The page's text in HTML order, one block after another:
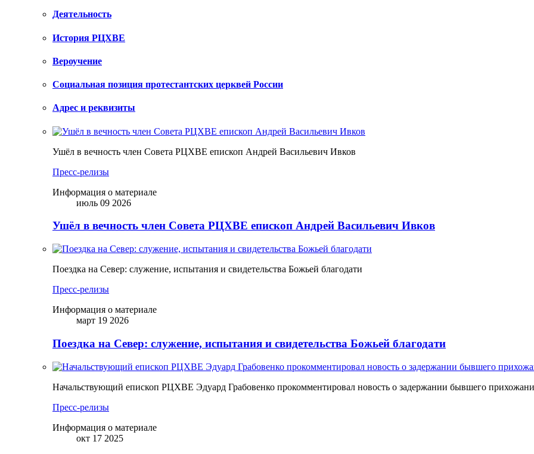
Деятельность
История РЦХВЕ
Вероучение
Социальная позиция протестантских церквей России
Адрес и реквизиты
Ушёл в вечность член Совета РЦХВЕ епископ Андрей Васильевич Ивков
Пресс-релизы
Информация о материале
июль 09 2026
Ушёл в вечность член Совета РЦХВЕ епископ Андрей Васильевич Ивков
Поездка на Север: служение, испытания и свидетельства Божьей благодати
Пресс-релизы
Информация о материале
март 19 2026
Поездка на Север: служение, испытания и свидетельства Божьей благодати
Начальствующий епископ РЦХВЕ Эдуард Грабовенко прокомментировал новость о задержании бывшего
Пресс-релизы
Информация о материале
окт 17 2025